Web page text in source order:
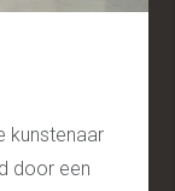
kunstenaar
door een